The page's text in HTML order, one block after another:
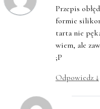
Przepis
formie
tarta nie
wiem, ale
;P
Odpowiedz ↓